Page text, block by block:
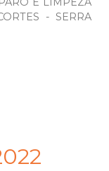
- SERRA